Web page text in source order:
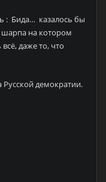
: Бида… казалось бы
шарпа на котором
даже то, что
Русской демократии.